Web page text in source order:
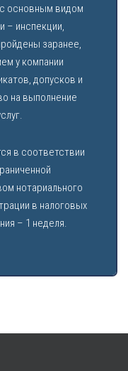
основным видом
– инспекции,
заранее,
у компании
допусков и
на выполнение
в соответствии
нотариального
в налоговых
– 1 неделя.